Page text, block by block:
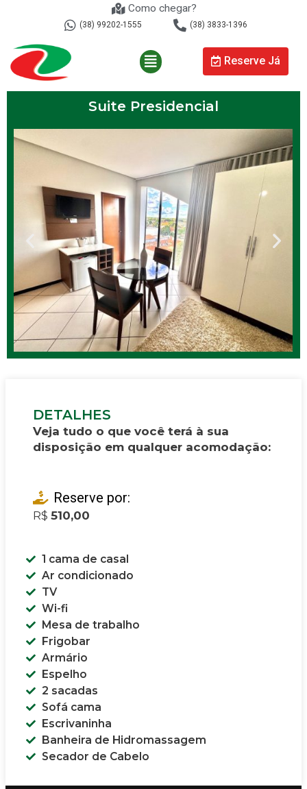
Como chegar?
(38) 99202-1555 (38) 3833-1396
Reserve Já
Suite Presidencial
DETALHES
Veja tudo o que você terá à sua
disposição em qualquer acomodação:
Reserve por:
R$510,00
1 cama de casal
Ar condicionado
TV
Wi-fi
Mesa de trabalho
Frigobar
Armário
Espelho
2 sacadas
Sofá cama
Escrivaninha
Banheira de Hidromassagem
Secador de Cabelo